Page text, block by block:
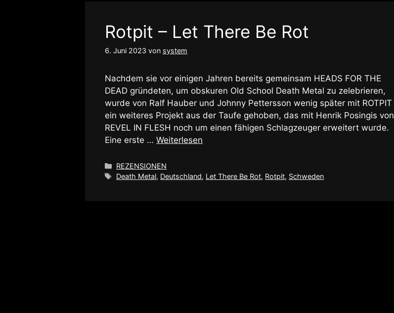
Rotpit – Let There Be Rot
6. Juni 2023 von system
Nachdem sie vor einigen Jahren bereits gemeinsam HEADS FOR THE
DEAD gründeten, um obskuren Old School Death Metal zu zelebrieren,
wurde von Ralf Hauber und Johnny Pettersson wenig später mit ROTPIT
ein weiteres Projekt aus der Taufe gehoben, das mit Henrik Posingis von
REVEL IN FLESH noch um einen fähigen Schlagzeuger erweitert wurde.
Eine erste … Weiterlesen
Kategorien
REZENSIONEN
Schlagwörter
Death Metal, Deutschland, Let There Be Rot, Rotpit, Schweden